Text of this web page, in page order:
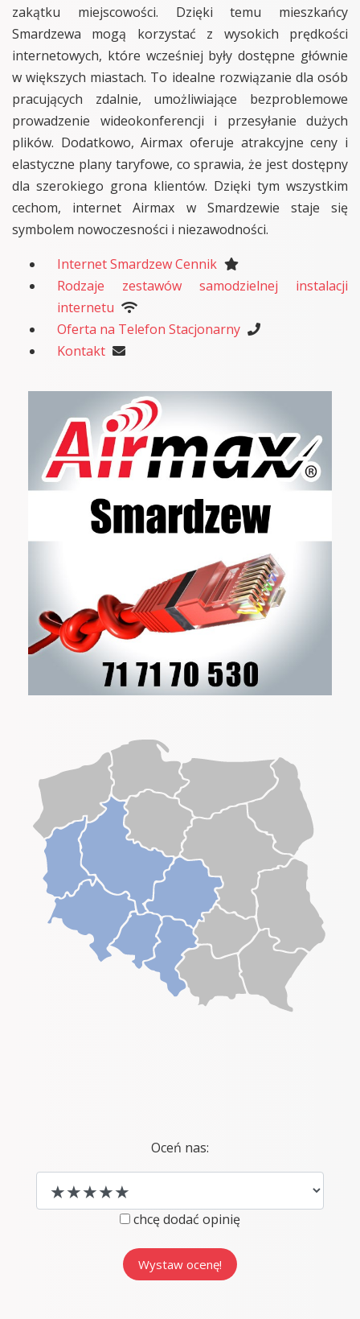
zakątku miejscowości. Dzięki temu mieszkańcy
Smardzewa mogą korzystać z wysokich prędkości
internetowych, które wcześniej były dostępne głównie
w większych miastach. To idealne rozwiązanie dla osób
pracujących zdalnie, umożliwiające bezproblemowe
prowadzenie wideokonferencji i przesyłanie dużych
plików. Dodatkowo, Airmax oferuje atrakcyjne ceny i
elastyczne plany taryfowe, co sprawia, że jest dostępny
dla szerokiego grona klientów. Dzięki tym wszystkim
cechom, internet Airmax w Smardzewie staje się
symbolem nowoczesności i niezawodności.
Internet Smardzew Cennik
Rodzaje zestawów samodzielnej instalacji
internetu
Oferta na Telefon Stacjonarny
Kontakt
Oceń nas:
chcę dodać opinię